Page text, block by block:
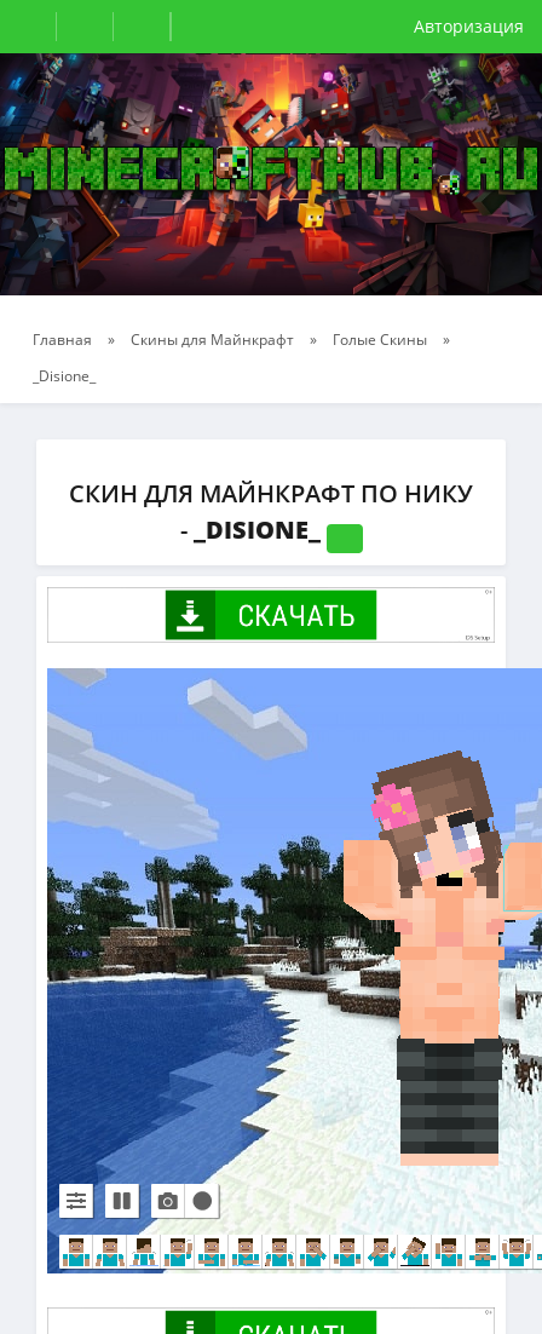
Авторизация
Главная » Скины для Майнкрафт » Голые Скины
»
_Disione_
СКИН ДЛЯ МАЙНКРАФТ ПО НИКУ
- _DISIONE_